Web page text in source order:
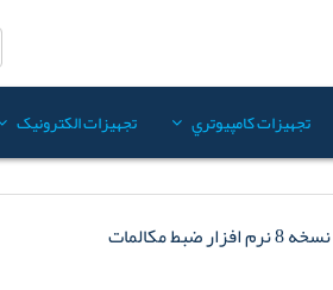
تجهيزات کامپيوتري تجهيزات الکترونيک
نسخه 8 نرم افزار ضبط مکالمات